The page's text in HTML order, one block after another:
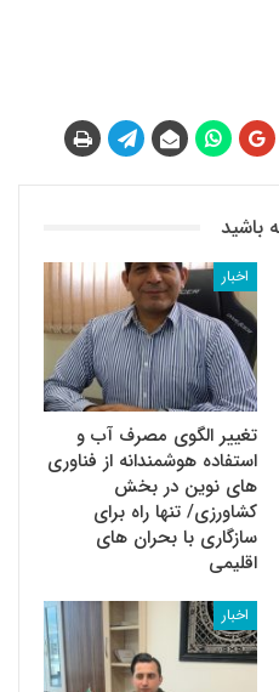
اخبار
تغییر الگوی مصرف آب و
استفاده هوشمندانه از فناوری
های نوین در بخش
کشاورزی/ تنها راه برای
سازگاری با بحران های
اقلیمی
اخبار